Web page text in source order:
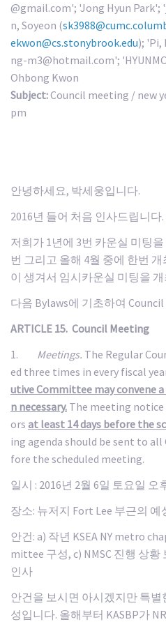
@gmail.com'; 'Jong Hyun Park';
n, Soyeon (
ekwon@cs.stonybrook.edu); 'Pi,
ng-m3@hotmail.com';
Ohbong Kwon
Subject:Council meeting / new
pm
안녕하세요, 박세웅입니다.
2016년 들어 처음 인사드립니
저희가 1년에 3번 카운실 미팅
번 그리고 올해 4월 중에 한번
이 생겨서 임시카운실 미팅을
다음 Bylaws에 기초하여
ARTICLE 15. Council Meeting
1. Meetings. The Regular
ed three times in every fiscal
utive Committee may convene
n necessary. The meeting
ors at least 14 days before the
ing agenda should be sent to all
fore the scheduled meeting.
일시 : 2016년 2월 6일 토요일 오
장소: 뉴저지 Fort Lee 부근의
안건: a) 작년 KSEA NY metro
mittee 구성, c) NMSC 진행 상황
인사
안건을 보시면 아시겠지만 특
성입니다. 올해부터 KASBP가